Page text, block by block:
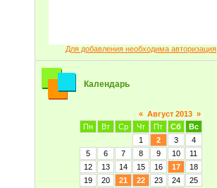
Для добавления необходима авторизация
Календарь
« Август 2013 »
Пн
Вт Ср Чт Пт Сб
Вс
1
2 3
4
5
6 7 8 9 10
11
12
13 14 15 16 17
18
19
20 21 22 23 24
25